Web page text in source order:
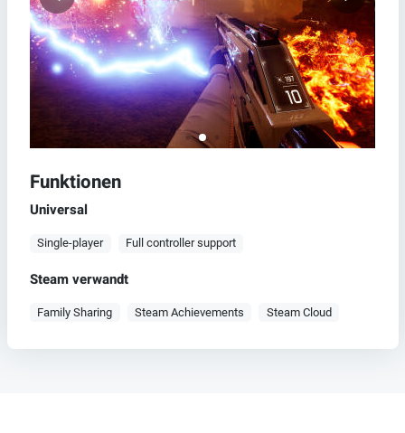
Funktionen
Universal
Single-player Full controller support
Steam verwandt
Family Sharing Steam Achievements Steam Cloud